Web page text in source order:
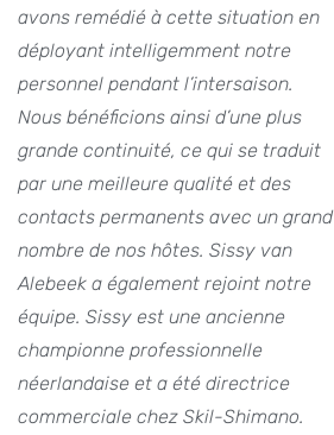
avons remédié à cette situation en
déployant intelligemment notre
personnel pendant l’intersaison.
Nous bénéficions ainsi d’une plus
grande continuité, ce qui se traduit
par une meilleure qualité et des
contacts permanents avec un grand
nombre de nos hôtes. Sissy van
Alebeek a également rejoint notre
équipe. Sissy est une ancienne
championne professionnelle
néerlandaise et a été directrice
commerciale chez Skil-Shimano.